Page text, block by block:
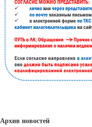
Архив новостей